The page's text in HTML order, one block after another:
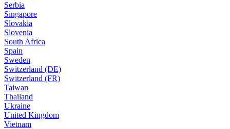
Serbia
Singapore
Slovakia
Slovenia
South Africa
Spain
Sweden
Switzerland (DE)
Switzerland (FR)
Taiwan
Thailand
Ukraine
United Kingdom
Vietnam